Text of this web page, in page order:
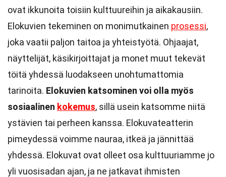
ovat ikkunoita toisiin kulttuureihin ja aikakausiin.
Elokuvien tekeminen on monimutkainen prosessi,
joka vaatii paljon taitoa ja yhteistyötä. Ohjaajat,
näyttelijät, käsikirjoittajat ja monet muut tekevät
töitä yhdessä luodakseen unohtumattomia
tarinoita. Elokuvien katsominen voi olla myös
sosiaalinen kokemus, sillä usein katsomme niitä
ystävien tai perheen kanssa. Elokuvateatterin
pimeydessä voimme nauraa, itkeä ja jännittää
yhdessä. Elokuvat ovat olleet osa kulttuuriamme jo
yli vuosisadan ajan, ja ne jatkavat ihmisten